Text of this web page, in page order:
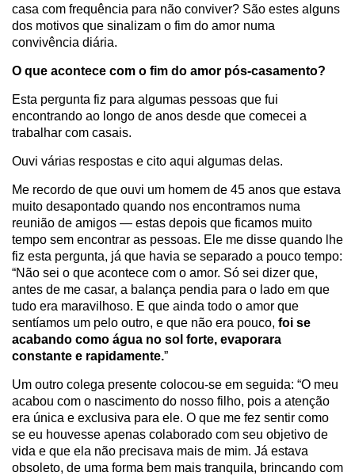
casa com frequência para não conviver? São estes alguns
dos motivos que sinalizam o fim do amor numa
convivência diária.
O que acontece com o fim do amor pós-casamento?
Esta pergunta fiz para algumas pessoas que fui
encontrando ao longo de anos desde que comecei a
trabalhar com casais.
Ouvi várias respostas e cito aqui algumas delas.
Me recordo de que ouvi um homem de 45 anos que estava
muito desapontado quando nos encontramos numa
reunião de amigos — estas depois que ficamos muito
tempo sem encontrar as pessoas. Ele me disse quando lhe
fiz esta pergunta, já que havia se separado a pouco tempo:
“Não sei o que acontece com o amor. Só sei dizer que,
antes de me casar, a balança pendia para o lado em que
tudo era maravilhoso. E que ainda todo o amor que
sentíamos um pelo outro, e que não era pouco, foi se
acabando como água no sol forte, evaporara
constante e rapidamente.”
Um outro colega presente colocou-se em seguida: “O meu
acabou com o nascimento do nosso filho, pois a atenção
era única e exclusiva para ele. O que me fez sentir como
se eu houvesse apenas colaborado com seu objetivo de
vida e que ela não precisava mais de mim. Já estava
obsoleto, de uma forma bem mais tranquila, brincando com